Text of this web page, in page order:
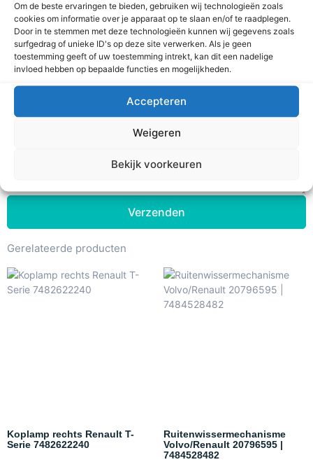
Om de beste ervaringen te bieden, gebruiken wij technologieën zoals
cookies om informatie over je apparaat op te slaan en/of te raadplegen.
Door in te stemmen met deze technologieën kunnen wij gegevens zoals
surfgedrag of unieke ID's op deze site verwerken. Als je geen
toestemming geeft of uw toestemming intrekt, kan dit een nadelige
invloed hebben op bepaalde functies en mogelijkheden.
Accepteren
Weigeren
Bekijk voorkeuren
Naam
Email
Voertuig informatie
Verzenden
Gerelateerde producten
Koplamp rechts Renault T-
Serie 7482622240
Ruitenwissermechanisme
Volvo/Renault 20796595 |
7484528482